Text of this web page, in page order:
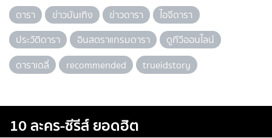
ดารา ข่าวบันเทิง ข่าวดารา
ไอจีดารา
ประวัติดารา
อินสตราแกรมดารา
ดูทีวีออนไลน์
ดาราเดลี่
recommended trueidstory
10 ละคร-ซีรีส์ ยอดฮิต